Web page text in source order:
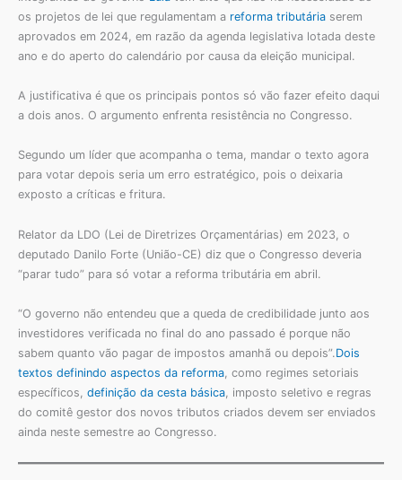
os projetos de lei que regulamentam a reforma tributária serem
aprovados em 2024, em razão da agenda legislativa lotada deste
ano e do aperto do calendário por causa da eleição municipal.
A justificativa é que os principais pontos só vão fazer efeito daqui
a dois anos. O argumento enfrenta resistência no Congresso.
Segundo um líder que acompanha o tema, mandar o texto agora
para votar depois seria um erro estratégico, pois o deixaria
exposto a críticas e fritura.
Relator da LDO (Lei de Diretrizes Orçamentárias) em 2023, o
deputado Danilo Forte (União-CE) diz que o Congresso deveria
“parar tudo” para só votar a reforma tributária em abril.
“O governo não entendeu que a queda de credibilidade junto aos
investidores verificada no final do ano passado é porque não
sabem quanto vão pagar de impostos amanhã ou depois”. Dois
textos definindo aspectos da reforma , como regimes setoriais
específicos, definição da cesta básica , imposto seletivo e regras
do comitê gestor dos novos tributos criados devem ser enviados
ainda neste semestre ao Congresso.